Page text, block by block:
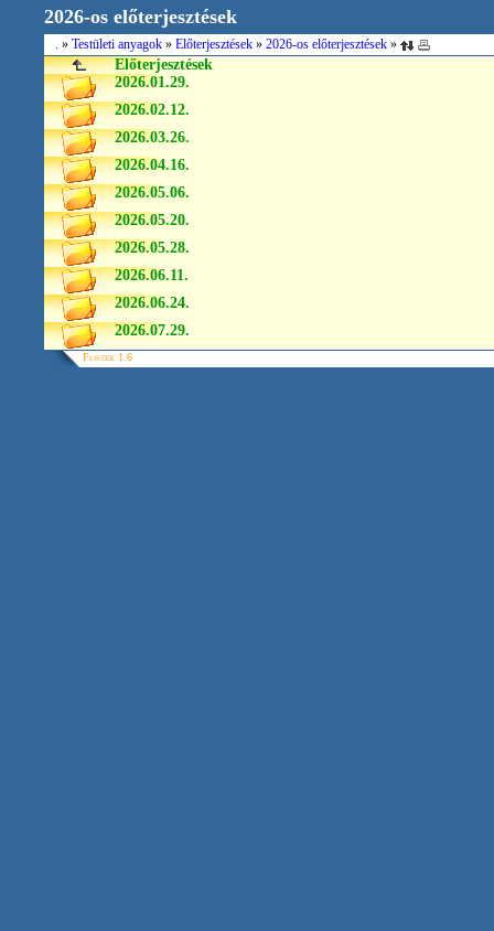
2026-os előterjesztések
. » Testületi anyagok » Előterjesztések » 2026-os előterjesztések »
Előterjesztések
2026.01.29.
2026.02.12.
2026.03.26.
2026.04.16.
2026.05.06.
2026.05.20.
2026.05.28.
2026.06.11.
2026.06.24.
2026.07.29.
Flister 1.6